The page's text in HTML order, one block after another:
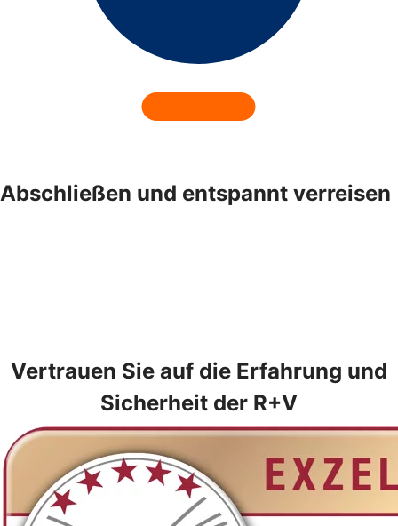
Abschließen und entspannt verreisen
Vertrauen Sie auf die Erfahrung und
Sicherheit der R+V